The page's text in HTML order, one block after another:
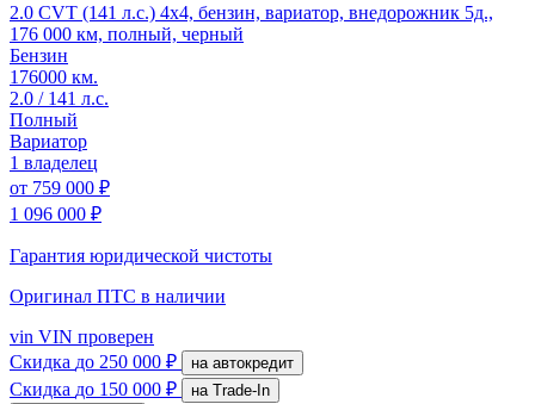
2.0 CVT (141 л.с.) 4x4, бензин, вариатор, внедорожник 5д.,
176 000 км, полный, черный
Бензин
176000 км.
2.0 / 141 л.с.
Полный
Вариатор
1 владелец
от 759 000 ₽
1 096 000 ₽
Гарантия юридической чистоты
Оригинал ПТС в наличии
vin VIN проверен
Скидка до 250 000 ₽ на автокредит
Скидка до 150 000 ₽
на Trade-In